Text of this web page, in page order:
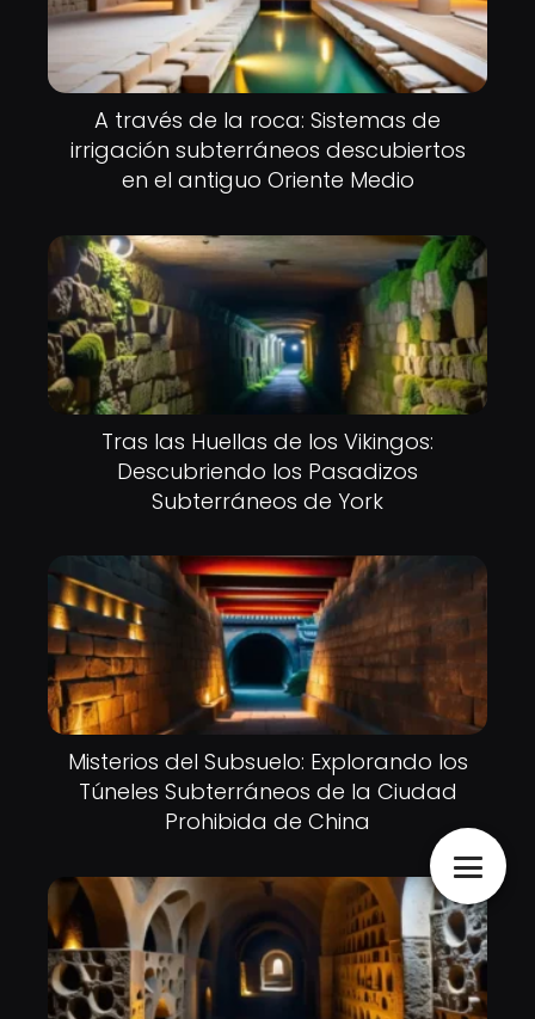
A través de la roca: Sistemas de
irrigación subterráneos descubiertos
en el antiguo Oriente Medio
Tras las Huellas de los Vikingos:
Descubriendo los Pasadizos
Subterráneos de York
Misterios del Subsuelo: Explorando los
Túneles Subterráneos de la Ciudad
Prohibida de China